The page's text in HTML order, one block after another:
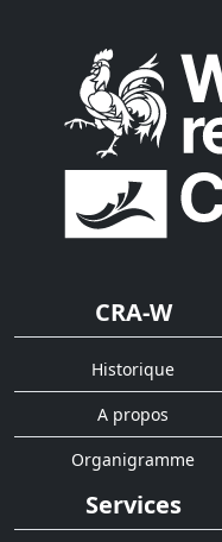
CRA-W
Historique
A propos
Organigramme
Services